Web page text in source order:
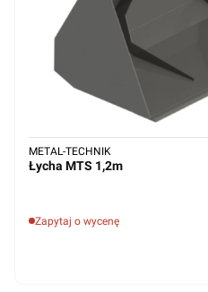
Łycha MTS 1,2m
Zapytaj o wycenę
METAL-TECHNIK